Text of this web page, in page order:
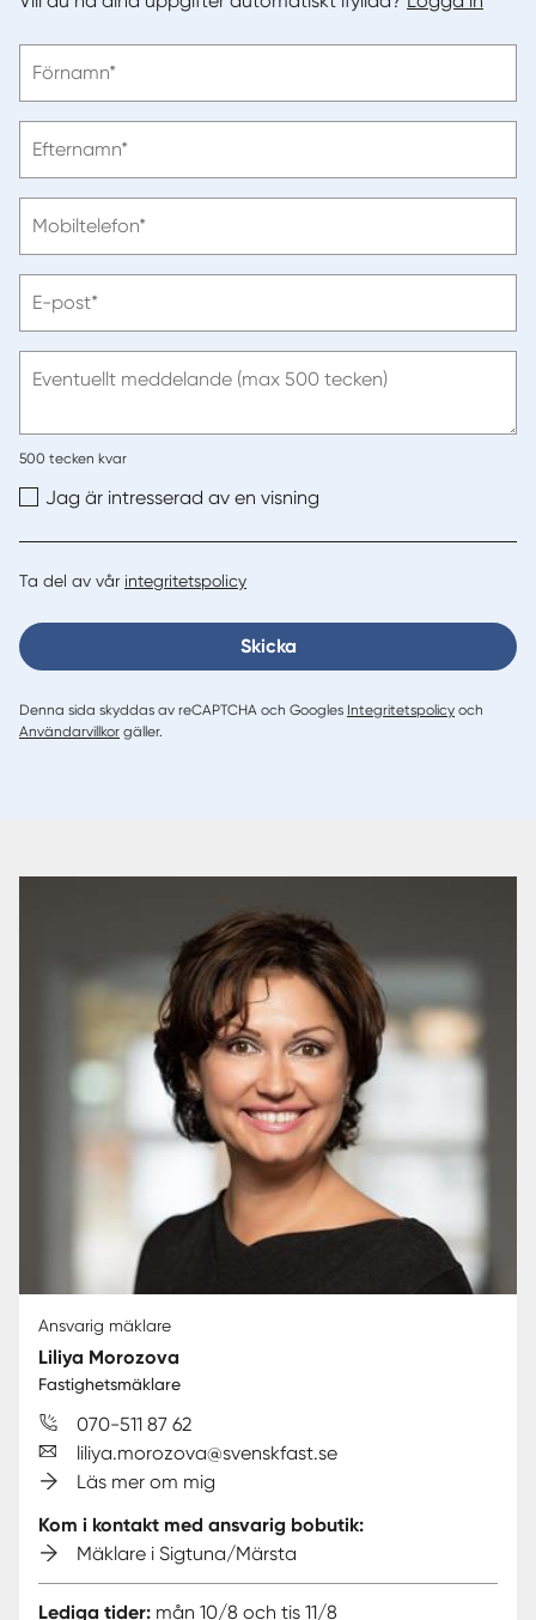
ange
Förnamn*
ange
Efternamn*
ange
Mobiltelefon*
ange
post
E-post*
Eventuellt meddelande (max 500 tecken)
500 tecken kvar
Jag är intresserad av en visning
Ta del av vår integritetspolicy
Skicka
Denna sida skyddas av reCAPTCHA och Googles Integritetspolicy och
Användarvillkor gäller.
Ansvarig mäklare
Liliya Morozova
Fastighetsmäklare
070-511 87 62
liliya.morozova@svenskfast.se
Läs mer om mig
Kom i kontakt med ansvarig bobutik:
Mäklare i Sigtuna/Märsta
Lediga tider: mån 10/8 och tis 11/8